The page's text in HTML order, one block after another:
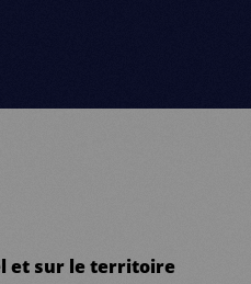
et sur le territoire